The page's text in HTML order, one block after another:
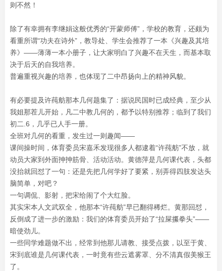
则不然！
除了有幸拥有李继娟这般优秀的“开蒙师傅”，学校的教育，还颇为
看重所谓“功夫在诗外”，教导处、学生会推荐了一本《兴趣及其培
养》——薄薄一本小册子，让大家明白了兴趣不在天生，而基本取
决于后天的自我培养。
普遍重视兴趣的培养，也体现了二中昂扬向上的精神风貌。
有必要提及许莼舫那本几何题集了：据说民国时已成经典，至少从
我姐那茬儿开始，凡二中教几何的，都予以特别推荐；临到了我们
初二.6，几乎已人手一册。
全班对几何的看重，发生过一则趣闻——
课间操时间，体育委员宋嘉禾发现很多人都逮着“许莼舫”不放，就
动员大家到外面抻抻筋骨、活动活动。黄德萍是几何课代表，头都
没抬就回怼了一句：还是先把几何学好了要紧，别弄得四肢发达头
脑简单，对吧？
一句调侃、影射，把宋给闹了个大红脸。
其实宋本人文武双全，他那本“许莼舫”早已翻得稀烂。黄那回怼，
反倒成了进一步的激励：我们的体育委员开始了“拉屎攥拳头”——
暗使劲儿。
一些同学难题做不出，经常到他那儿请教、接受点拨，以至于黄、
宋到底谁是几何课代表，一时竟有些云遮雾罩、分不清真假美猴王
了。